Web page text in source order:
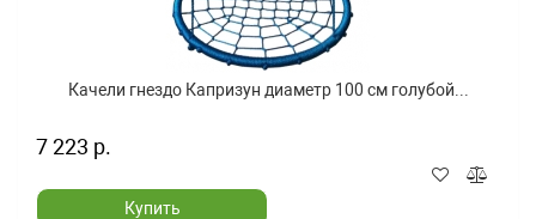
Качели гнездо Капризун диаметр 100 см голубой...
7 223 р.
Купить